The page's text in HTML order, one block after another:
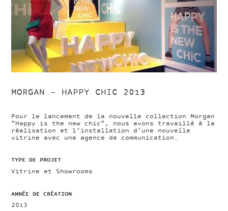
MORGAN – HAPPY CHIC 2013
Pour le lancement de la nouvelle collection Morgan
"Happy is the new chic", nous avons travaillé à la
réalisation et l'installation d'une nouvelle
vitrine avec une agence de communication.
TYPE DE PROJET
Vitrine et Showrooms
ANNÉE DE CRÉATION
2013